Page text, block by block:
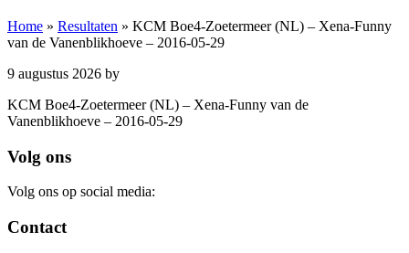
Home » Resultaten » KCM Boe4-Zoetermeer (NL) – Xena-Funny
van de Vanenblikhoeve – 2016-05-29
9 augustus 2026 by
KCM Boe4-Zoetermeer (NL) – Xena-Funny van de
Vanenblikhoeve – 2016-05-29
Footer
Volg ons
Volg ons op social media:
Contact